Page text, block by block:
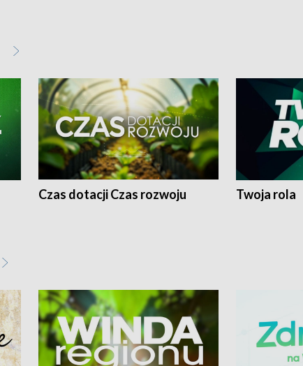
Czas dotacji Czas rozwoju Twoja rola